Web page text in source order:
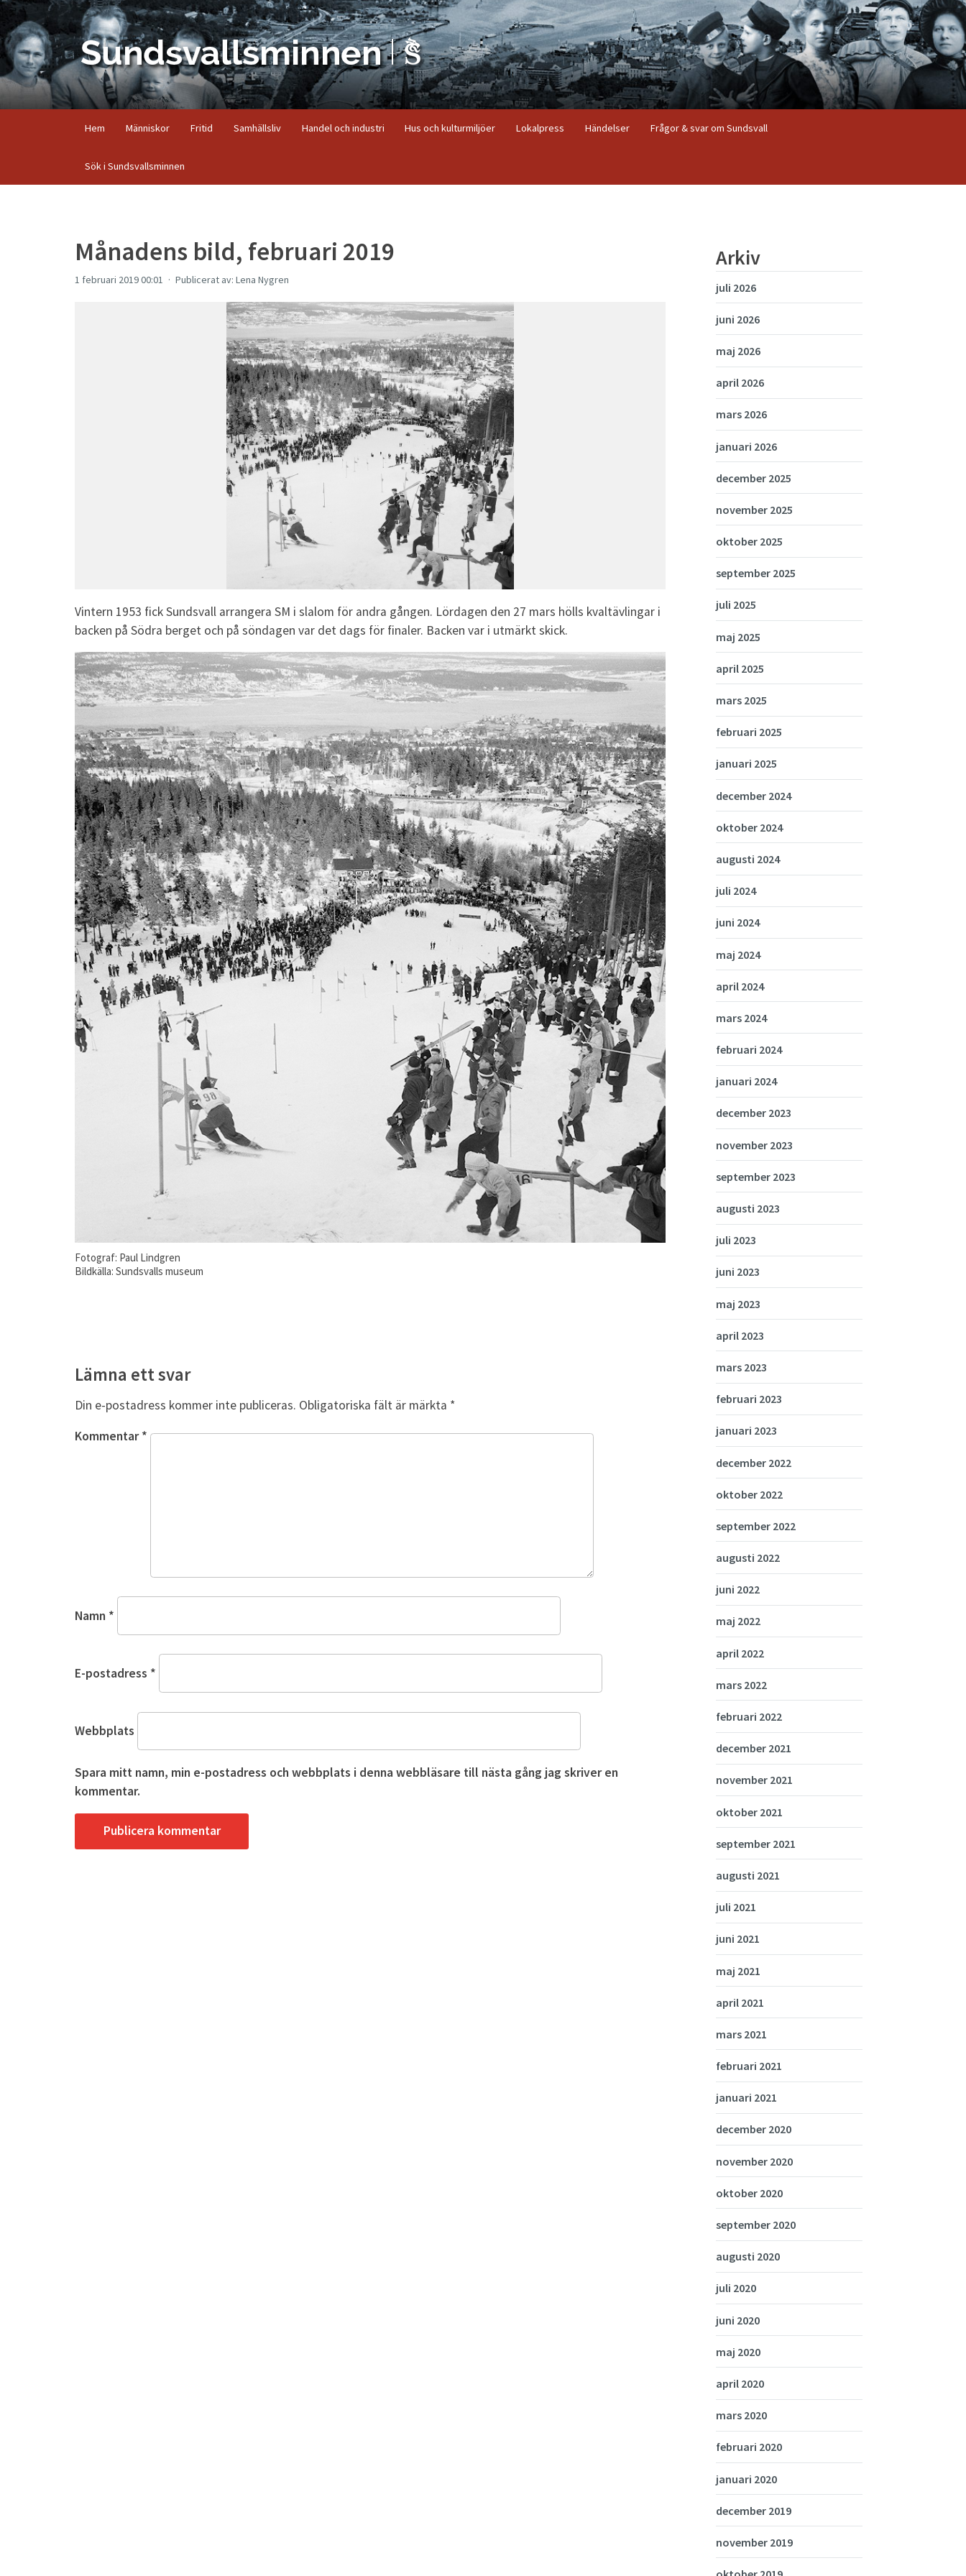
Hem Människor Fritid Samhällsliv Handel och industri Hus och kulturmiljöer Lokalpress Händelser Frågor & svar om Sundsvall
Sök i Sundsvallsminnen
Månadens bild, februari 2019
1 februari 2019 00:01 Publicerat av: Lena Nygren
Vintern 1953 fick Sundsvall arrangera SM i slalom för andra gången. Lördagen den 27 mars hölls kvaltävlingar i
backen på Södra berget och på söndagen var det dags för finaler. Backen var i utmärkt skick.
Fotograf: Paul Lindgren
Bildkälla: Sundsvalls museum
Lämna ett svar
Din e-postadress kommer inte publiceras. Obligatoriska fält är märkta *
Kommentar*
Namn *
E-postadress *
Webbplats
Spara mitt namn, min e-postadress och webbplats i denna webbläsare till nästa gång jag skriver en
kommentar.
Arkiv
juli 2026
juni 2026
maj 2026
april 2026
mars 2026
januari 2026
december 2025
november 2025
oktober 2025
september 2025
juli 2025
maj 2025
april 2025
mars 2025
februari 2025
januari 2025
december 2024
oktober 2024
augusti 2024
juli 2024
juni 2024
maj 2024
april 2024
mars 2024
februari 2024
januari 2024
december 2023
november 2023
september 2023
augusti 2023
juli 2023
juni 2023
maj 2023
april 2023
mars 2023
februari 2023
januari 2023
december 2022
oktober 2022
september 2022
augusti 2022
juni 2022
maj 2022
april 2022
mars 2022
februari 2022
december 2021
november 2021
oktober 2021
september 2021
augusti 2021
juli 2021
juni 2021
maj 2021
april 2021
mars 2021
februari 2021
januari 2021
december 2020
november 2020
oktober 2020
september 2020
augusti 2020
juli 2020
juni 2020
maj 2020
april 2020
mars 2020
februari 2020
januari 2020
december 2019
november 2019